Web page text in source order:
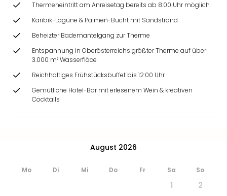
Thermeneintritt am Anreisetag bereits ab 8:00 Uhr möglich
Karibik-Lagune & Palmen-Bucht mit Sandstrand
Beheizter Bademantelgang zur Therme
Entspannung in Oberösterreichs größter Therme auf über
3.000 m² Wasserfläce
Reichhaltiges Frühstücksbuffet bis 12:00 Uhr
Gemütliche Hotel-Bar mit erlesenem Wein & kreativen
Cocktails
August 2026
Mo Di Mi Do Fr Sa So
1
2